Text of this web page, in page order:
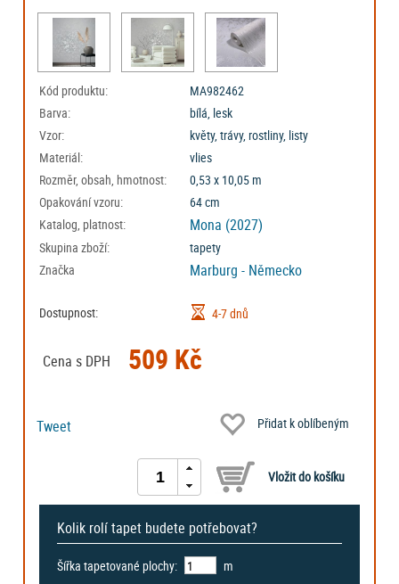
Kód produktu:
MA982462
Barva:
bílá, lesk
Vzor:
květy, trávy, rostliny, listy
Materiál:
vlies
Rozměr, obsah, hmotnost:
0,53 x 10,05 m
Opakování vzoru:
64 cm
Katalog, platnost:
Mona (2027)
Skupina zboží:
tapety
Značka
Marburg - Německo
Dostupnost: 4-7 dnů
Cena s DPH 509 Kč
Tweet Přidat k oblíbeným
Kolik rolí tapet budete potřebovat?
Šířka tapetované plochy:
m